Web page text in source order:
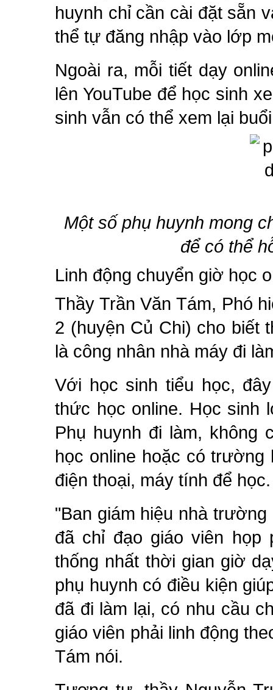
huynh chỉ cần cài đặt sẵn
thể tự đăng nhập vào lớp
Ngoài ra, mỗi tiết dạy
lên YouTube để học sinh
sinh vẫn có thể xem lại
Một số phụ huynh mong
để có thể
Linh động chuyển giờ học
Thầy Trần Văn Tám, Phó
2 (huyện Củ Chi) cho biết
là công nhân nhà máy đi
Với học sinh tiểu học,
thức học online. Học
Phụ huynh đi làm, không
học online hoặc có
điện thoại, máy tính để học.
"Ban giám hiệu nhà
đã chỉ đạo giáo viên họp
thống nhất thời gian giờ
phụ huynh có điều kiện
đã đi làm lại, có nhu cầu
giáo viên phải linh động
Tám nói.